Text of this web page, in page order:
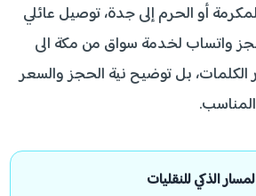
أو الحرم إلى جدة، توصيل عائلي
واتساب لخدمة سواق من مكة الى
بل توضيح نية الحجز والسعر
الذكي للنقليات